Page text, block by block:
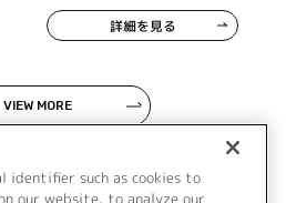
詳細を見る
VIEW MORE
identifier such as cookies to
our website, to analyze our